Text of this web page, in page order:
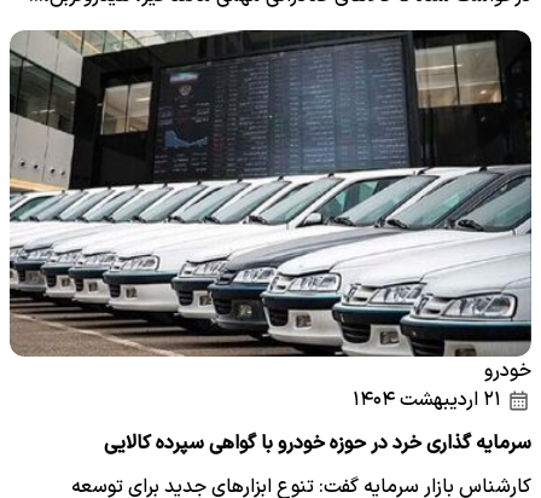
خودرو
سرمایه گذاری خرد در حوزه خودرو با گواهی سپرده کالایی
کارشناس بازار سرمایه گفت: تنوع ابزار‌های جدید برای توسعه